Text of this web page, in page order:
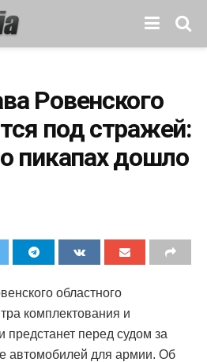
Ровенского
под стражей:
пикапах дошло
областного
комплектования и
предстанет перед судом за
автомобилей для армии. Об